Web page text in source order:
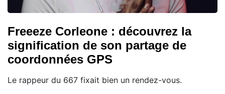
Freeeze Corleone : découvrez la
signification de son partage de
coordonnées GPS
Le rappeur du 667 fixait bien un rendez-vous.